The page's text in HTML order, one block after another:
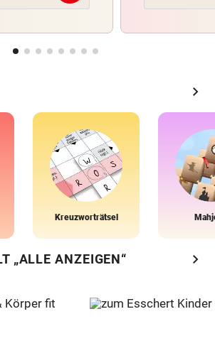
chevron_right
Kreuzworträtsel
„ALLE ANZEIGEN“ chevron_right